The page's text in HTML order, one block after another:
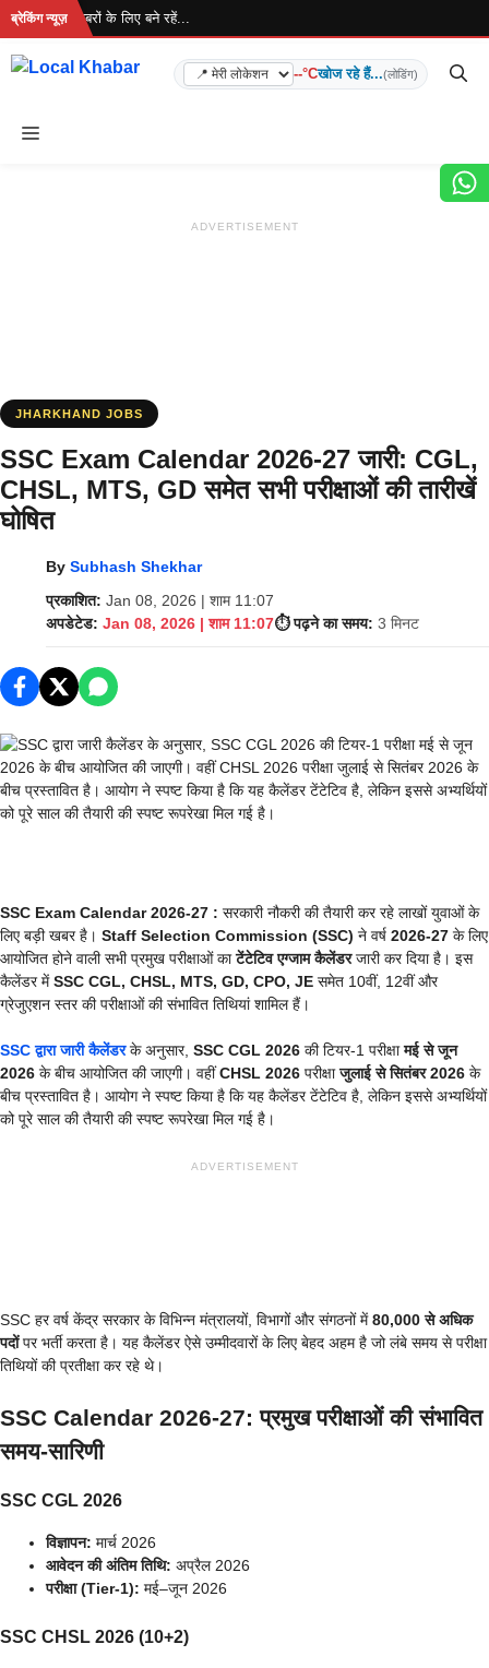
Skip
content
ब्रेकिंग न्यूज़
है... ताज़ा खबरों के लिए बने रहें...
--°Cखोज रहे हैं...(लोडिंग)
Menu
ADVERTISEMENT
JHARKHAND JOBS
SSC Exam Calendar 2026-27 जारी: CGL,
CHSL, MTS, GD समेत सभी परीक्षाओं की तारीखें
घोषित
By Subhash Shekhar
प्रकाशित: Jan 08, 2026 | शाम 11:07
अपडेटेड: Jan 08, 2026 | शाम 11:07⏱️ पढ़ने का समय: 3 मिनट
SSC Exam Calendar 2026-27 : सरकारी नौकरी की तैयारी कर रहे लाखों युवाओं के
लिए बड़ी खबर है। Staff Selection Commission (SSC) ने वर्ष 2026-27 के लिए
आयोजित होने वाली सभी प्रमुख परीक्षाओं काटेंटेटिव एग्जाम कैलेंडरजारी कर दिया है। इस
कैलेंडर मेंSSC CGL, CHSL, MTS, GD, CPO, JE समेत 10वीं, 12वीं और
ग्रेजुएशन स्तर की परीक्षाओं की संभावित तिथियां शामिल हैं।
SSC द्वारा जारी कैलेंडरके अनुसार, SSC CGL 2026 की टियर-1 परीक्षामई से जून
2026 के बीच आयोजित की जाएगी। वहींCHSL 2026 परीक्षाजुलाई से सितंबर 2026 के
बीच प्रस्तावित है। आयोग ने स्पष्ट किया है कि यह कैलेंडर टेंटेटिव है, लेकिन इससे अभ्यर्थियों
को पूरे साल की तैयारी की स्पष्ट रूपरेखा मिल गई है।
ADVERTISEMENT
SSC हर वर्ष केंद्र सरकार के विभिन्न मंत्रालयों, विभागों और संगठनों में80,000 से अधिक
पदोंपर भर्ती करता है। यह कैलेंडर ऐसे उम्मीदवारों के लिए बेहद अहम है जो लंबे समय से परीक्षा
तिथियों की प्रतीक्षा कर रहे थे।
SSC Calendar 2026-27: प्रमुख परीक्षाओं की संभावित
समय-सारिणी
SSC CGL 2026
विज्ञापन: मार्च 2026
आवेदन की अंतिम तिथि: अप्रैल 2026
परीक्षा (Tier-1): मई–जून 2026
SSC CHSL 2026 (10+2)